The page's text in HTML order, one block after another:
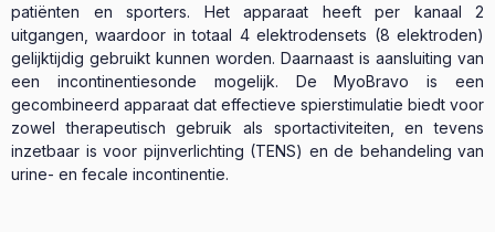
patiënten en sporters. Het apparaat heeft per kanaal 2
uitgangen, waardoor in totaal 4 elektrodensets (8 elektroden)
gelijktijdig gebruikt kunnen worden. Daarnaast is aansluiting van
een incontinentiesonde mogelijk. De MyoBravo is een
gecombineerd apparaat dat effectieve spierstimulatie biedt voor
zowel therapeutisch gebruik als sportactiviteiten, en tevens
inzetbaar is voor pijnverlichting (TENS) en de behandeling van
urine- en fecale incontinentie.